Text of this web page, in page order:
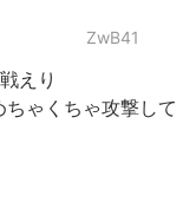
ZwB41
えり
ゃくちゃ攻撃して